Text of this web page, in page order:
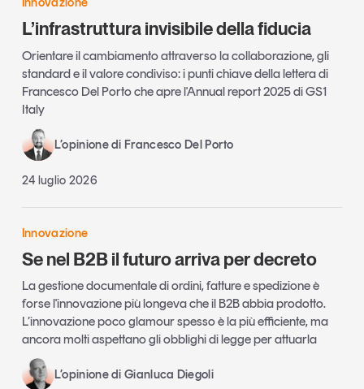
L’infrastruttura invisibile della fiducia
Orientare il cambiamento attraverso la collaborazione, gli
standard e il valore condiviso: i punti chiave della lettera di
Francesco Del Porto che apre l'Annual report 2025 di GS1
Italy
L’opinione di Francesco Del Porto
24 luglio 2026
Innovazione
Se nel B2B il futuro arriva per decreto
La gestione documentale di ordini, fatture e spedizione è
forse l'innovazione più longeva che il B2B abbia prodotto.
L’innovazione poco glamour spesso è la più efficiente, ma
ancora molti aspettano gli obblighi di legge per attuarla
L’opinione di Gianluca Diegoli